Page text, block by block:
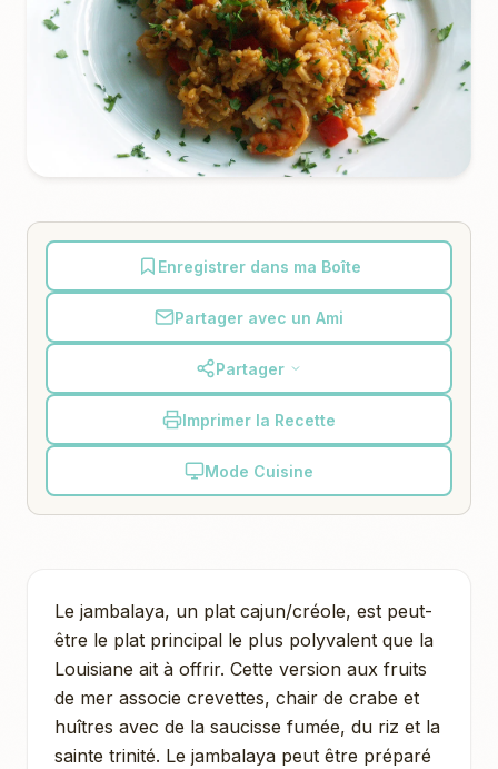
Enregistrer dans ma Boîte
Partager avec un Ami
Partager
Imprimer la Recette
Mode Cuisine
Le jambalaya, un plat cajun/créole, est peut-
être le plat principal le plus polyvalent que la
Louisiane ait à offrir. Cette version aux fruits
de mer associe crevettes, chair de crabe et
huîtres avec de la saucisse fumée, du riz et la
sainte trinité. Le jambalaya peut être préparé